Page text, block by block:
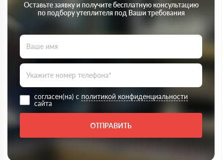
Оставьте заявку и получите бесплатную консультацию
по подбору утеплителя под Ваши требования
согласен(на) с политикой конфиденциальности
сайта
ОТПРАВИТЬ